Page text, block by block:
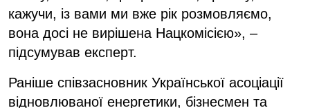
кажучи, із вами ми вже рік розмовляємо,
вона досі не вирішена Нацкомісією», –
підсумував експерт.
Раніше співзасновник Української асоціації
відновлюваної енергетики, бізнесмен та